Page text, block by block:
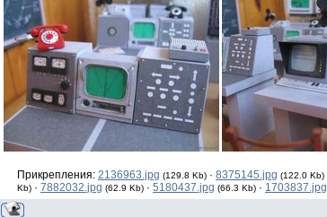
Прикрепления: 2136963.jpg (129.8 Kb) · 8375145.jpg (122.0 Kb)
Kb) · 7882032.jpg (62.9 Kb) · 5180437.jpg (66.3 Kb) · 1703837.jpg